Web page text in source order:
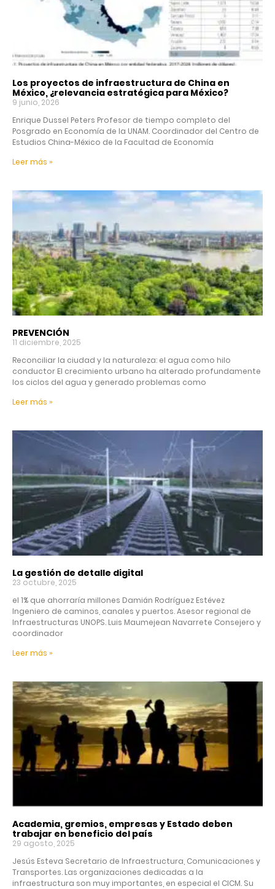
Los proyectos de infraestructura de China en
México, ¿relevancia estratégica para México?
9 junio, 2026
Enrique Dussel Peters Profesor de tiempo completo del
Posgrado en Economía de la UNAM. Coordinador del Centro de
Estudios China-México de la Facultad de Economía
Leer más »
PREVENCIÓN
11 diciembre, 2025
Reconciliar la ciudad y la naturaleza: el agua como hilo
conductor El crecimiento urbano ha alterado profundamente
los ciclos del agua y generado problemas como
Leer más »
La gestión de detalle digital
23 octubre, 2025
el 1% que ahorraría millones Damián Rodríguez Estévez
Ingeniero de caminos, canales y puertos. Asesor regional de
Infraestructuras UNOPS. Luis Maumejean Navarrete Consejero y
coordinador
Leer más »
Academia, gremios, empresas y Estado deben
trabajar en beneficio del país
29 agosto, 2025
Jesús Esteva Secretario de Infraestructura, Comunicaciones y
Transportes. Las organizaciones dedicadas a la
infraestructura son muy importantes, en especial el CICM. Su